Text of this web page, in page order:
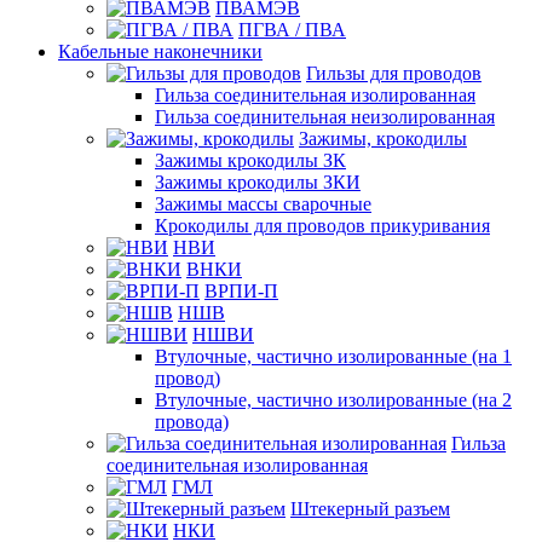
ПВАМЭВ
ПГВА / ПВА
Кабельные наконечники
Гильзы для проводов
Гильза соединительная изолированная
Гильза соединительная неизолированная
Зажимы, крокодилы
Зажимы крокодилы ЗК
Зажимы крокодилы ЗКИ
Зажимы массы сварочные
Крокодилы для проводов прикуривания
НВИ
ВНКИ
ВРПИ-П
НШВ
НШВИ
Втулочные, частично изолированные (на 1
провод)
Втулочные, частично изолированные (на 2
провода)
Гильза
соединительная изолированная
ГМЛ
Штекерный разъем
НКИ